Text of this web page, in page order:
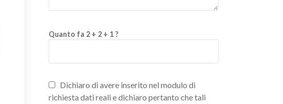
Quanto fa 2 + 2 + 1 ?
Dichiaro di avere inserito nel modulo di
richiesta dati reali e dichiaro pertanto che tali